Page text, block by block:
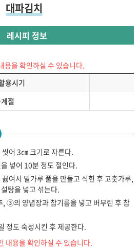
대파김치
레시피 정보
을 확인하실 수 있습니다.
용시기
절
어 3㎝ 크기로 자른다.
넣어 10분 정도 절인다.
여서 밀가루 풀을 만들고 식힌 후 고춧가루,
탕을 넣고 섞는다.
③의 양념장과 참기름을 넣고 버무린 후 참
정도 숙성시킨 후 제공한다.
내용을 확인하실 수 있습니다.